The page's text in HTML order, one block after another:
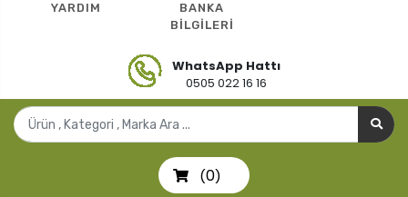
YARDIM
BANKA
BİLGİLERİ
WhatsApp Hattı
0505 022 16 16
(0)